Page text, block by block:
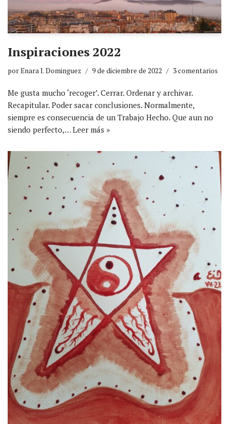
Inspiraciones 2022
porEnara I. Dominguez 9 de diciembre de 2022 3 comentarios
Me gusta mucho ‘recoger’. Cerrar. Ordenar y archivar.
Recapitular. Poder sacar conclusiones. Normalmente,
siempre es consecuencia de un Trabajo Hecho. Que aun no
siendo perfecto,…Leer más »